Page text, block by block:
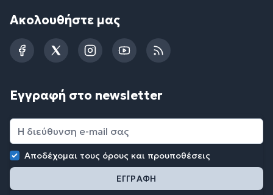
Ακολουθήστε μας
FacebookTwitterInstagramYouTubeRSS
Εγγραφή στο newsletter
Αποδέχομαι τους όρους και προυποθέσεις